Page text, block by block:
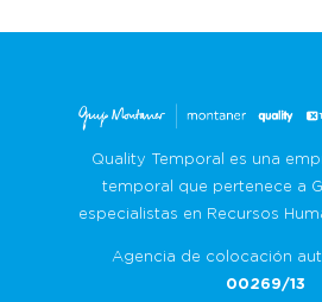
Quality Temporal es una
temporal que pertenece a
especialistas en Recursos
Agencia de colocación
00269/13